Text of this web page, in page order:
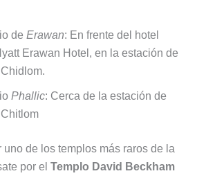
de Erawan: En frente del hotel
Erawan Hotel, en la estación de
Phallic: Cerca de la estación de
de los templos más raros de la
por el Templo David Beckham